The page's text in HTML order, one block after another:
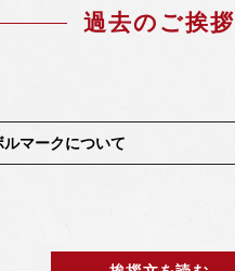
過去のご挨拶